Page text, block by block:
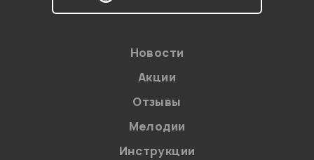
персональных данных.
Новости
Акции
Отзывы
Мелодии
Инструкции